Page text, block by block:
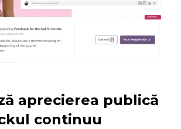
aprecierea publică
continuu